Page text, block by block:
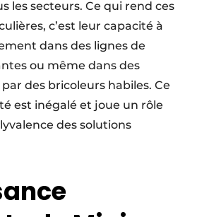
les secteurs. Ce qui rend ces
c’est leur capacité à
dans des lignes de
ou même dans des
des bricoleurs habiles. Ce
est inégalé et joue un rôle
des solutions